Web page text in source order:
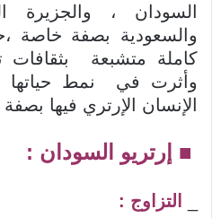
السودان ،
والسعودية بصفة خاصة
كاملة متشبعة بثقافات
وأثرت في نمط حياتها
الإنسان الإرتري فيها
■ إرتريو السودان :
التزاوج :